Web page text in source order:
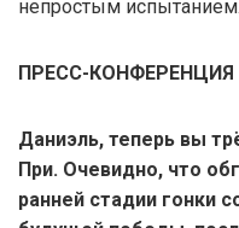
непростым испытанием.
ПРЕСС-КОНФЕРЕНЦИЯ
Даниэль, теперь вы
При. Очевидно, что
ранней стадии гонки